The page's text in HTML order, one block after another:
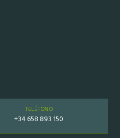
TELÉFONO
+34 658 893 150